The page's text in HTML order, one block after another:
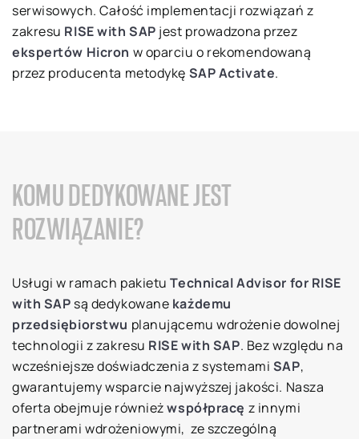
serwisowych. Całość implementacji rozwiązań z
zakresu RISE with SAP jest prowadzona przez
ekspertów Hicron w oparciu o rekomendowaną
przez producenta metodykę SAP Activate.
KOMU DEDYKOWANE JEST
ROZWIĄZANIE?
Usługi w ramach pakietuTechnical Advisor for RISE
with SAP są dedykowane każdemu
przedsiębiorstwu planującemu wdrożenie dowolnej
technologii z zakresu RISE with SAP. Bez względu na
wcześniejsze doświadczenia z systemami SAP,
gwarantujemy wsparcie najwyższej jakości. Nasza
oferta obejmuje równieżwspółpracę z innymi
partnerami wdrożeniowymi, ze szczególną